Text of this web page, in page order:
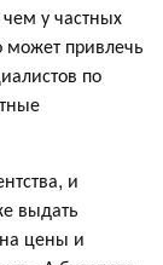
у частных
может привлечь
по
и
выдать
цены и